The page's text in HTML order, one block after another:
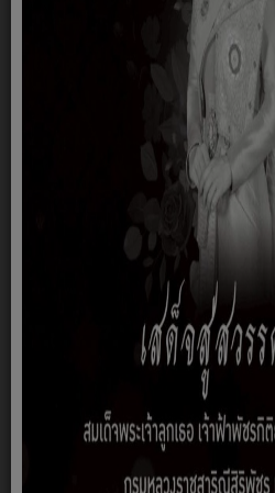
แบบคำร้องขอสนับสนุนน้ำ